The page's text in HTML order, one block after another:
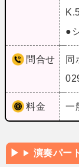
●
問合せ
同
料金 一
演奏パー